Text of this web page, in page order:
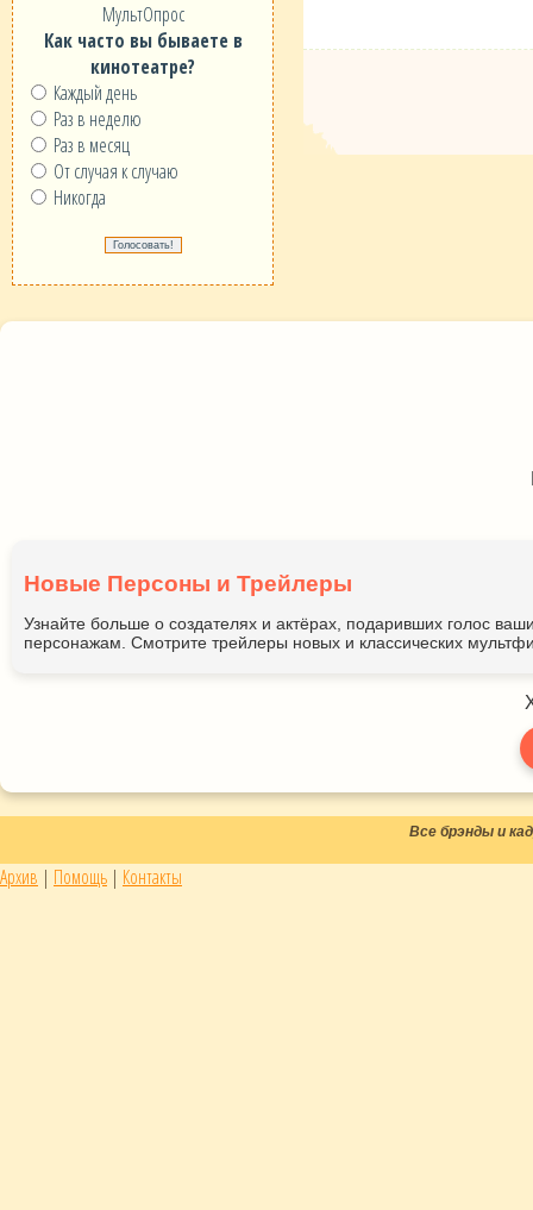
МультОпрос
Как часто вы бываете в
кинотеатре?
Каждый день
Раз в неделю
Раз в месяц
От случая к случаю
Никогда
Новые Персоны и Трейлеры
Узнайте больше о создателях и актёрах, подаривших голос
персонажам. Смотрите трейлеры новых и классических
Все брэнды и
Архив | Помощь | Контакты